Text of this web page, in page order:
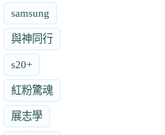
samsung
與神同行
s20+
紅粉驚魂
展志學